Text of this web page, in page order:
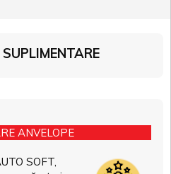
ANVELOPE
SOFT,